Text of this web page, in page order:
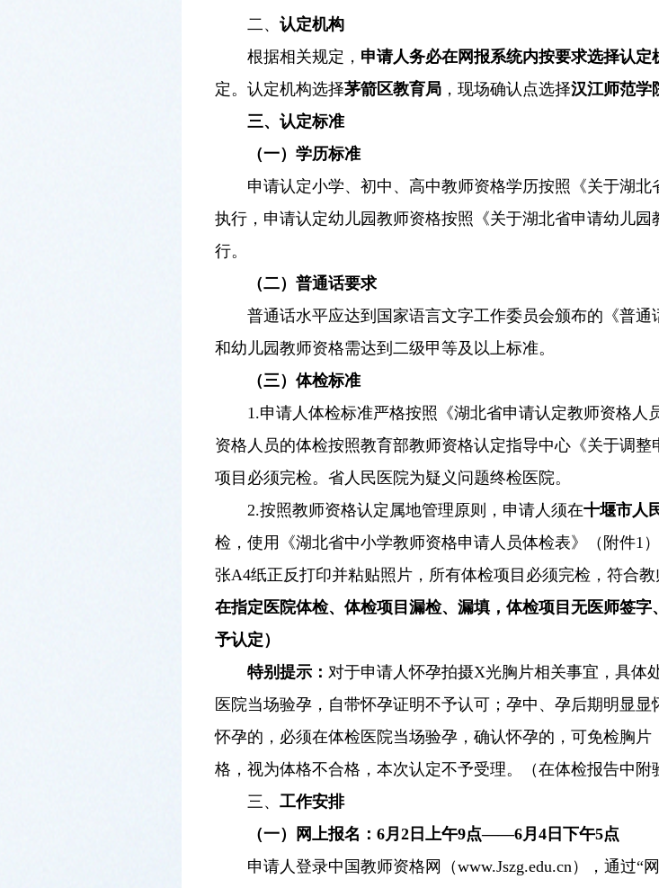
二、认定机构
根据相关规定， 申请人务必在网报系统内按要求选择认定
定。认定机构选择茅箭区教育局 ，现场确认点选择汉江师范学
三、认定标准
（一）学历标准
申请认定小学、初中、高中教师资格学历按照《关于湖
执行，申请认定幼儿园教师资格按照《关于湖北省申请幼儿
行。
（二）普通话要求
普通话水平应达到国家语言文字工作委员会颁布的《普
和幼儿园教师资格需达到二级甲等及以上标准。
（三）体检标准
1.申请人体检标准严格按照《湖北省申请认定教师资格
资格人员的体检按照教育部教师资格认定指导中心《关于调
项目必须完检。省人民医院为疑义问题终检医院。
2.按照教师资格认定属地管理原则，申请人须在十堰市人
检，使用《湖北省中小学教师资格申请人员体检表》（附件1
张A4纸正反打印并粘贴照片，所有体检项目必须完检，符合
在指定医院体检、体检项目漏检、漏填，体检项目无医师签
予认定）
特别提示： 对于申请人怀孕拍摄X光胸片相关事宜，具体
医院当场验孕，自带怀孕证明不予认可；孕中、孕后期明显
怀孕的，必须在体检医院当场验孕，确认怀孕的，可免检胸
格，视为体格不合格，本次认定不予受理。（在体检报告中附
三、工作安排
（一） 网上报名：6月2 日 上午9点——6月4 日下午5点
申请人登录中国教师资格网（www.Jszg.edu.cn），通过